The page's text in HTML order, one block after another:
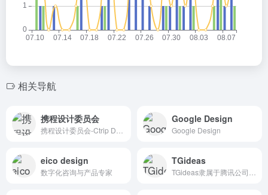
相关导航
携程设计委员会 Google Design
Google Design
eico design
数字化咨询与产品专家
TGideas